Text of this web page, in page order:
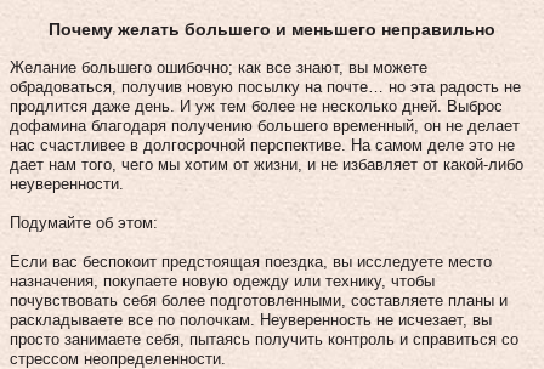
Почему желать большего и меньшего неправильно
Желание большего ошибочно; как все знают, вы можете
обрадоваться, получив новую посылку на почте… но эта радость не
продлится даже день. И уж тем более не несколько дней. Выброс
дофамина благодаря получению большего временный, он не делает
нас счастливее в долгосрочной перспективе. На самом деле это не
дает нам того, чего мы хотим от жизни, и не избавляет от какой-либо
неуверенности.
Подумайте об этом:
Если вас беспокоит предстоящая поездка, вы исследуете место
назначения, покупаете новую одежду или технику, чтобы
почувствовать себя более подготовленными, составляете планы и
раскладываете все по полочкам. Неуверенность не исчезает, вы
просто занимаете себя, пытаясь получить контроль и справиться со
стрессом неопределенности.